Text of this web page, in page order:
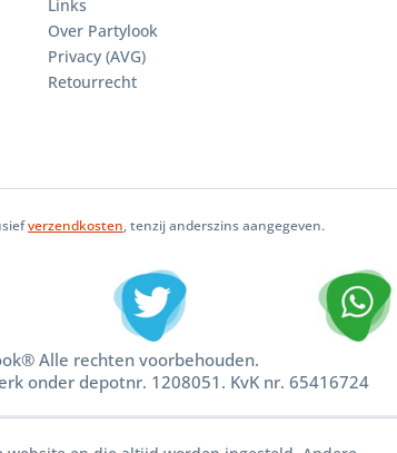
Links
Over Partylook
Privacy (AVG)
Retourrecht
verzendkosten, tenzij anderszins aangegeven.
Alle rechten voorbehouden.
onder depotnr. 1208051. KvK nr. 65416724